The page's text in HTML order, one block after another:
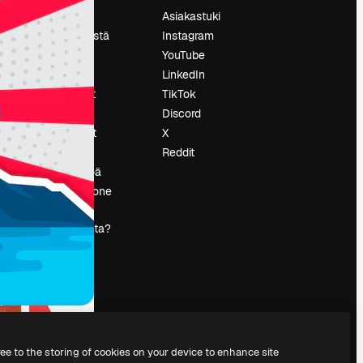
Hinnoittelu
Tietoja meistä
Reviews
Urat
Hakutrendit
Tapahtumat
Slidesgo
Myy sisältöä
Lehdistöhuone
magnific.ai:ta?
Asiakastuki
Instagram
YouTube
LinkedIn
TikTok
Discord
X
Reddit
to the storing of cookies on your device to enhance site